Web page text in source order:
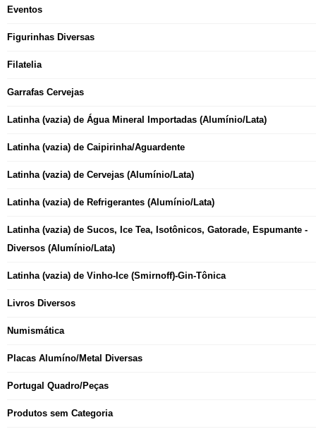
Eventos
Figurinhas Diversas
Filatelia
Garrafas Cervejas
Latinha (vazia) de Água Mineral Importadas (Alumínio/Lata)
Latinha (vazia) de Caipirinha/Aguardente
Latinha (vazia) de Cervejas (Alumínio/Lata)
Latinha (vazia) de Refrigerantes (Alumínio/Lata)
Latinha (vazia) de Sucos, Ice Tea, Isotônicos, Gatorade, Espumante -
Diversos (Alumínio/Lata)
Latinha (vazia) de Vinho-Ice (Smirnoff)-Gin-Tônica
Livros Diversos
Numismática
Placas Alumíno/Metal Diversas
Portugal Quadro/Peças
Produtos sem Categoria